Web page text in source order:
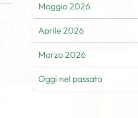
Maggio 2026
Aprile 2026
Marzo 2026
Oggi nel passato